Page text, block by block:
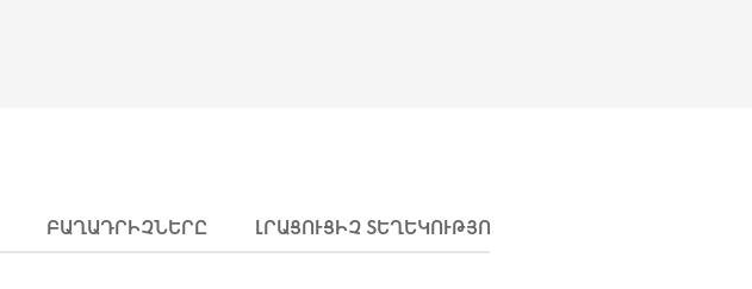
ԲԱՂԱԴՐԻՉՆԵՐԸ ԼՐԱՑՈՒՑԻՉ ՏԵՂԵԿՈՒԹՅՈՒՆՆԵՐ